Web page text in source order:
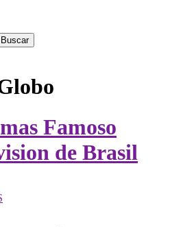
Famoso
de Brasil